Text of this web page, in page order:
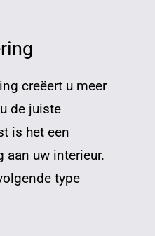
creëert u meer
de juiste
is het een
aan uw interieur.
type